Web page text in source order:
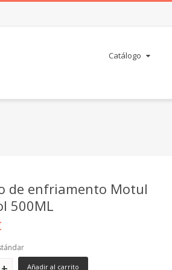
Catálogo
de enfriamento Motul
500ML
Añadir al carrito